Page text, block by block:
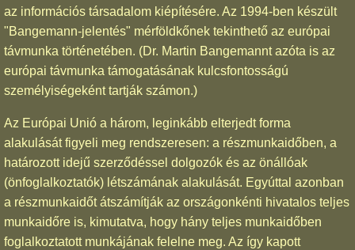
az információs társadalom kiépítésére. Az 1994-ben készült
"Bangemann-jelentés" mérföldkőnek tekinthető az európai
távmunka történetében. (Dr. Martin Bangemannt azóta is az
európai távmunka támogatásának kulcsfontosságú
személyiségeként tartják számon.)
Az Európai Unió a három, leginkább elterjedt forma
alakulását figyeli meg rendszeresen: a részmunkaidőben, a
határozott idejű szerződéssel dolgozók és az önállóak
(önfoglalkoztatók) létszámának alakulását. Egyúttal azonban
a részmunkaidőt átszámítják az országonkénti hivatalos teljes
munkaidőre is, kimutatva, hogy hány teljes munkaidőben
foglalkoztatott munkájának felelne meg. Az így kapott